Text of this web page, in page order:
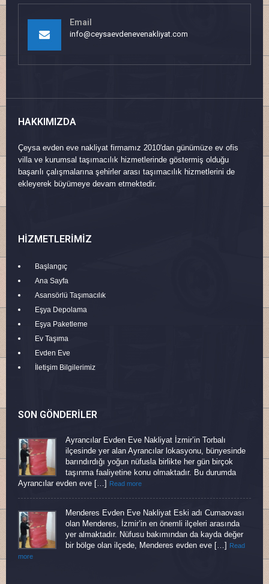
Email
info@ceysaevdenevenakliyat.com
HAKKIMIZDA
Çeysa evden eve nakliyat firmamız 2010'dan günümüze ev ofis
villa ve kurumsal taşımacılık hizmetlerinde göstermiş olduğu
başarılı çalışmalarına şehirler arası taşımacılık hizmetlerini de
ekleyerek büyümeye devam etmektedir.
HIZMETLERIMIZ
Başlangıç
Ana Sayfa
Asansörlü Taşımacılık
Eşya Depolama
Eşya Paketleme
Ev Taşıma
Evden Eve
İletişim Bilgilerimiz
SON GÖNDERILER
Ayrancılar Evden Eve Nakliyat İzmir’in Torbalı
ilçesinde yer alan Ayrancılar lokasyonu, bünyesinde
barındırdığı yoğun nüfusla birlikte her gün birçok
taşınma faaliyetine konu olmaktadır. Bu durumda
Ayrancılar evden eve […]
Read more
Menderes Evden Eve Nakliyat Eski adı Cumaovası
olan Menderes, İzmir’in en önemli ilçeleri arasında
yer almaktadır. Nüfusu bakımından da kayda değer
bir bölge olan ilçede, Menderes evden eve […]
Read
more